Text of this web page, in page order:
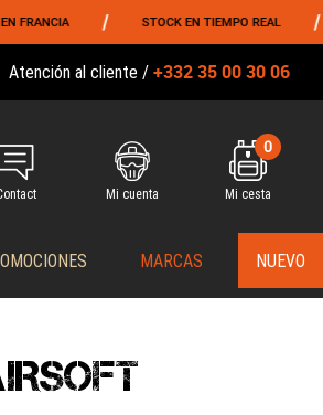
/ STOCK EN TIEMPO REAL /
Atención al cliente / +332 35 00 30 06
Mi cuenta
0
Mi cesta
MARCAS NUEVO